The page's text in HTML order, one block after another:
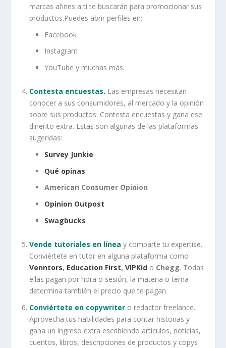
marcas afines a tí te buscarán para promocionar sus
productos.Puedes abrir perfiles en:
Facebook
Instagram
YouTube y muchas más.
Contesta encuestas. Las empresas necesitan
conocer a sus consumidores, al mercado y la opinión
sobre sus productos. Contesta encuestas y gana ese
dinerito extra. Estas son algunas de las plataformas
sugeridas:
Survey Junkie
Qué opinas
American Consumer Opinion
Opinion Outpost
Swagbucks
Vende tutoriales en línea y comparte tu expertise.
Conviértete en tutor en alguna plataforma como
Venntors, Education First,VIPKid o Chegg. Todas
ellas pagan por hora o sesión, la materia o tema
determina también el precio que te pagan.
Conviértete en copywriter o redactor freelance.
Aprovecha tus habilidades para contar historias y
gana un ingreso extra escribiendo artículos, noticias,
cuentos, libros, descripciones de productos y copys